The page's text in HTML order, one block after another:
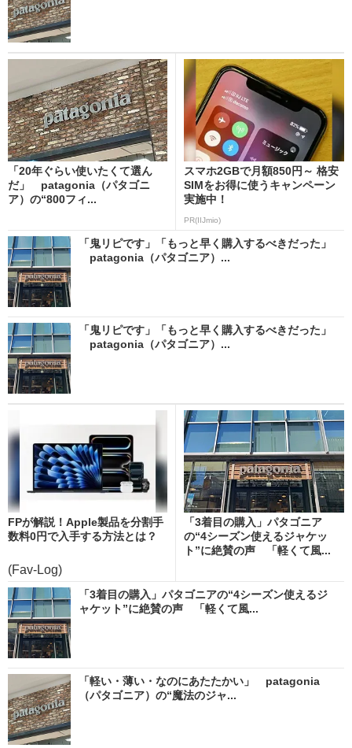
「20年ぐらい使いたくて選ん
だ」 patagonia（パタゴニ
ア）の“800フィ...
スマホ2GBで月額850円～ 格安
SIMをお得に使うキャンペーン
実施中！
PR(IIJmio)
「鬼リピです」「もっと早く購入するべきだった」
patagonia（パタゴニア）...
「鬼リピです」「もっと早く購入するべきだった」
patagonia（パタゴニア）...
FPが解説！Apple製品を分割手
数料0円で入手する方法とは？
(Fav-Log)
「3着目の購入」パタゴニア
の“4シーズン使えるジャケッ
ト”に絶賛の声 「軽くて風...
「3着目の購入」パタゴニアの“4シーズン使えるジ
ャケット”に絶賛の声 「軽くて風...
「軽い・薄い・なのにあたたかい」 patagonia
（パタゴニア）の“魔法のジャ...